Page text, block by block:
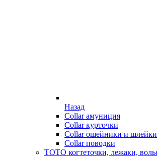
Назад
Collar амуниция
Collar курточки
Collar ошейники и шлейки
Collar поводки
ТОТО когтеточки, лежаки,